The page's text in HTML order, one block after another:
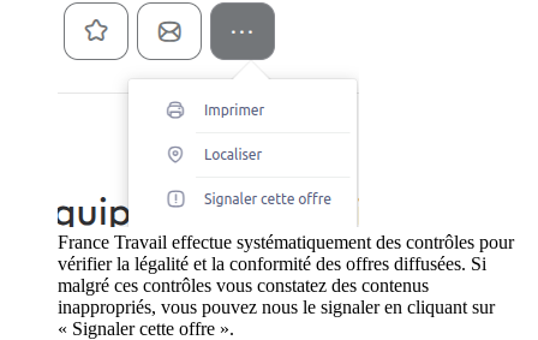
France Travail effectue systématiquement des contrôles pour
vérifier la légalité et la conformité des offres diffusées. Si
malgré ces contrôles vous constatez des contenus
inappropriés, vous pouvez nous le signaler en cliquant sur
« Signaler cette offre ».